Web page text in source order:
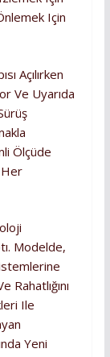
Için
Açılırken
Ve Uyarıda
Ölçüde
Modelde,
Ile
Yeni